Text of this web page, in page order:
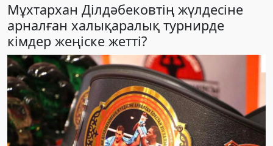
Мұхтархан Ділдәбековтің жүлдесіне
арналған халықаралық турнирде
кімдер жеңіске жетті?